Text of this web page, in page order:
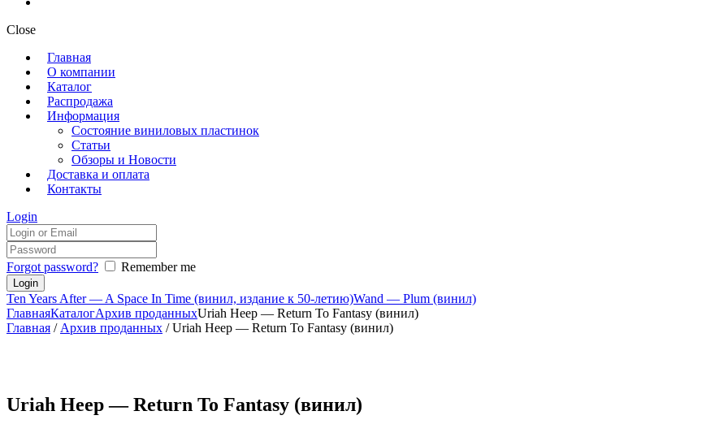
Close
Главная
О компании
Каталог
Распродажа
Информация
Состояние виниловых пластинок
Статьи
Обзоры и Новости
Доставка и оплата
Контакты
Login
Forgot password? Remember me
Ten Years After — A Space In Time (винил, издание к 50-летию)Wand — Plum (винил)
ГлавнаяКаталогАрхив проданныхUriah Heep — Return To Fantasy (винил)
Главная / Архив проданных / Uriah Heep — Return To Fantasy (винил)
Uriah Heep — Return To Fantasy (винил)